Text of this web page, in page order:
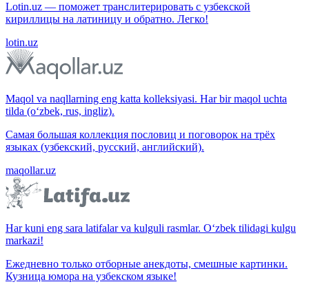
Lotin.uz — поможет транслитерировать с узбекской
кириллицы на латиницу и обратно. Легко!
lotin.uz
Maqol va naqllarning eng katta kolleksiyasi. Har bir maqol uchta
tilda (o‘zbek, rus, ingliz).
Самая большая коллекция пословиц и поговорок на трёх
языках (узбекский, русский, английский).
maqollar.uz
Har kuni eng sara latifalar va kulguli rasmlar. O‘zbek tilidagi kulgu
markazi!
Ежедневно только отборные анекдоты, смешные картинки.
Кузница юмора на узбекском языке!